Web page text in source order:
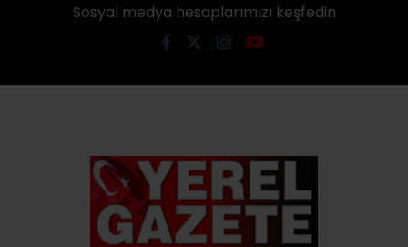
Sosyal medya hesaplarımızı keşfedin